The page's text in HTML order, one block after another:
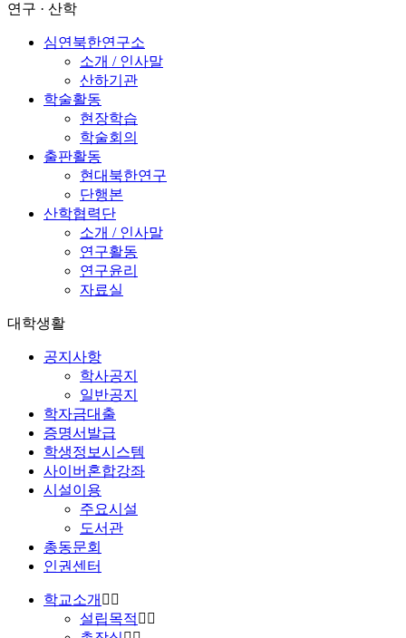
연구 · 산학
심연북한연구소
소개 / 인사말
산하기관
학술활동
현장학습
학술회의
출판활동
현대북한연구
단행본
산학협력단
소개 / 인사말
연구활동
연구윤리
자료실
대학생활
공지사항
학사공지
일반공지
학자금대출
증명서발급
학생정보시스템
사이버혼합강좌
시설이용
주요시설
도서관
총동문회
인권센터
학교소개
설립목적